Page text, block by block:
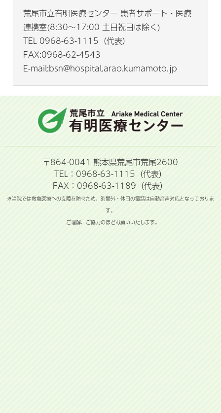
荒尾市立有明医療センター 患者サポート・医療
連携室(8:30～17:00 土日祝日は除く)
TEL 0968-63-1115（代表）
FAX:0968-62-4543
E-mail:bsn@hospital.arao.kumamoto.jp
〒864-0041 熊本県荒尾市荒尾2600
TEL：0968-63-1115（代表）
FAX：0968-63-1189（代表）
※当院では救急医療への支障を防ぐため、時間外・休日の電話は自動音声対応となっておりま
す。
ご理解、ご協力のほどお願いいたします。